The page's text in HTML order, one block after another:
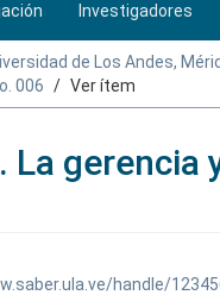
Investigadores
de Los Andes,
006
Ver ítem
La
handle/